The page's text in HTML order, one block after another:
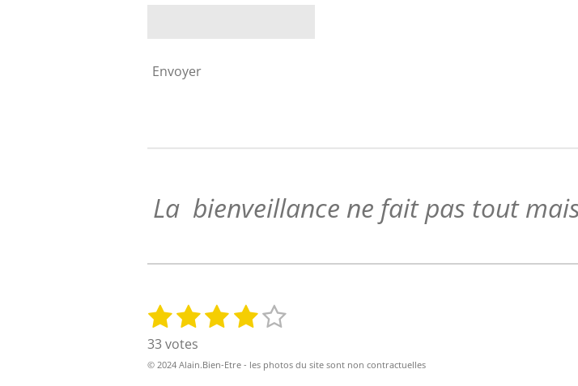
Envoyer
La bienveillance ne fait pas tout
É
v
a
l
1
é
t
2
é
t
3
t
4
t
5
t
E
o
33 votes
© 2024 Alain.Bien-Etre - les photos du site sont non contractuelles